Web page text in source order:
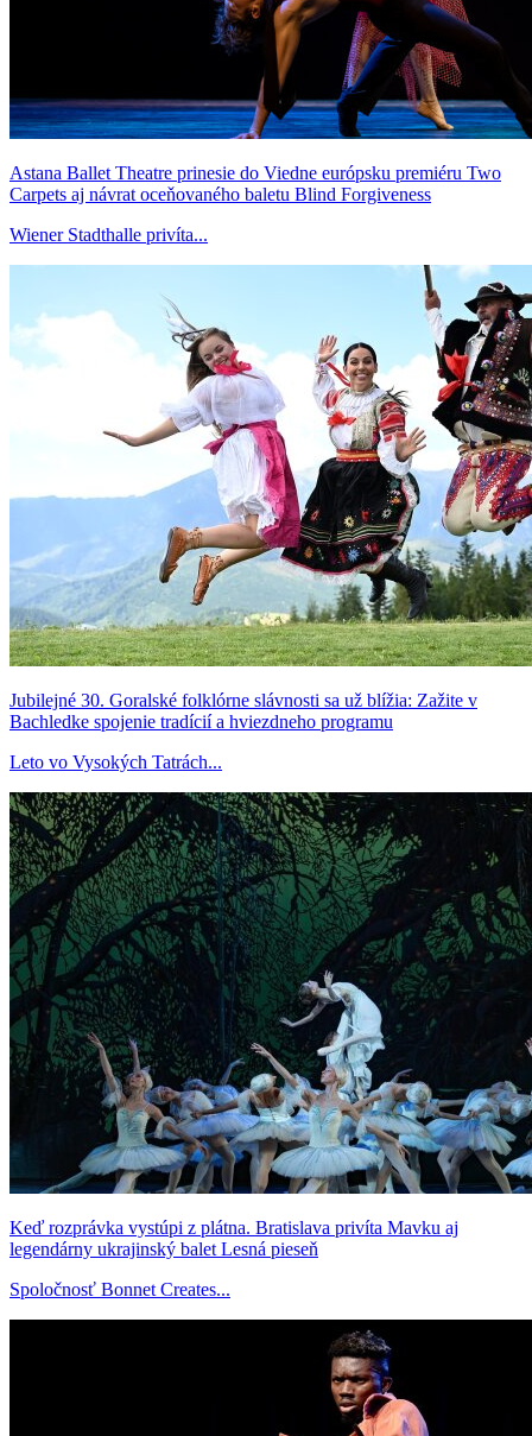
Astana Ballet Theatre prinesie do Viedne európsku premiéru Two
Carpets aj návrat oceňovaného baletu Blind Forgiveness
Wiener Stadthalle privíta...
Jubilejné 30. Goralské folklórne slávnosti sa už blížia: Zažite v
Bachledke spojenie tradícií a hviezdneho programu
Leto vo Vysokých Tatrách...
Keď rozprávka vystúpi z plátna. Bratislava privíta Mavku aj
legendárny ukrajinský balet Lesná pieseň
Spoločnosť Bonnet Creates...